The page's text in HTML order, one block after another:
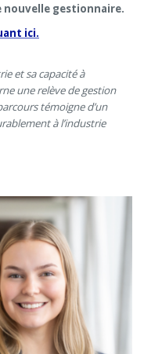
nouvelle gestionnaire.
ici.
et sa capacité à
une relève de gestion
témoigne d’un
à l’industrie